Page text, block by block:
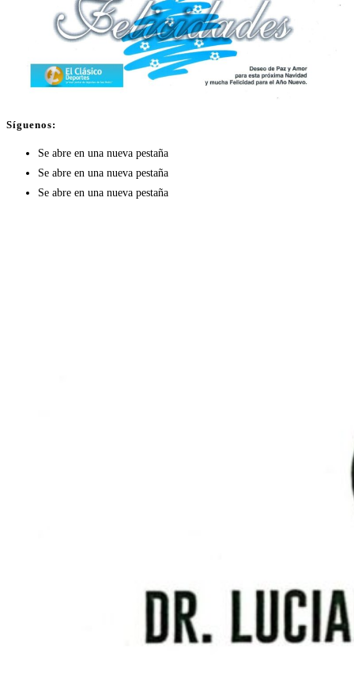
Síguenos:
Se abre en una nueva pestaña
Se abre en una nueva pestaña
Se abre en una nueva pestaña